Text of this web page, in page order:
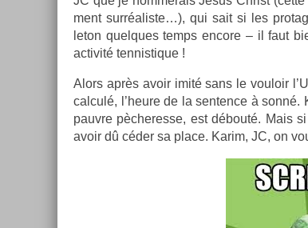
ment sur­réalis­te…), qui sait si les
leton quel­ques temps en­core – il faut
activité ten­nistique !
Alors après avoir imité sans le vouloir
cal­culé, l’heure de la sen­t­ence à sonné.
pauv­re pècheres­se, est débouté. Mais
avoir dû céder sa place. Karim, JC, on